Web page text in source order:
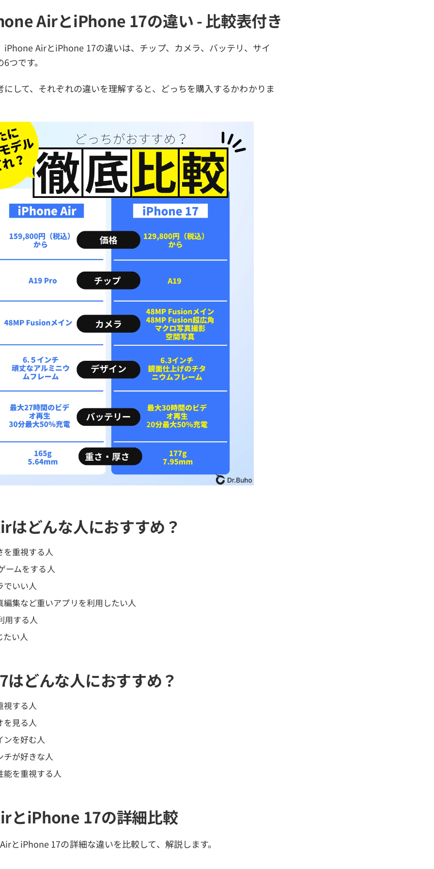
AirとiPhone 17の違い - 比較表付き
iPhone AirとiPhone 17の違いは、チップ、カメラ、バッテリ、サイ
つです。
にして、それぞれの違いを理解すると、どっちを購入するかわかりま
はどんな人におすすめ？
を重視する人
ームをする人
でいい人
編集など重いアプリを利用したい人
用する人
たい人
どんな人におすすめ？
視する人
を見る人
ンを好む人
チが好きな人
能を重視する人
とiPhone 17の詳細比較
とiPhone 17の詳細な違いを比較して、解説します。